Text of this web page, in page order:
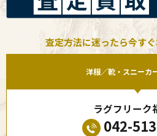
査定方法に迷ったら今す
洋服／靴・スニーカ
ラグフリーク
042-